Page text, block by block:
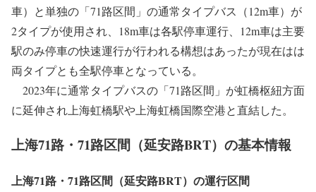
車）と単独の「71路区間」の通常タイプバス（12m車）が
2タイプが使用され、18m車は各駅停車運行、12m車は主要
駅のみ停車の快速運行が行われる構想はあったが現在はは
両タイプとも全駅停車となっている。
2023年に通常タイプバスの「71路区間」が虹橋枢紐方面
に延伸され上海虹橋駅や上海虹橋国際空港と直結した。
上海71路・71路区間（延安路BRT）の基本情報
上海71路・71路区間（延安路BRT）の運行区間